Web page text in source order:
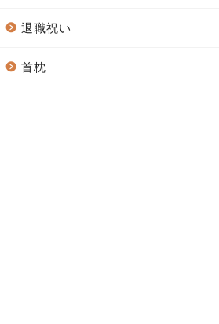
退職祝い
首枕